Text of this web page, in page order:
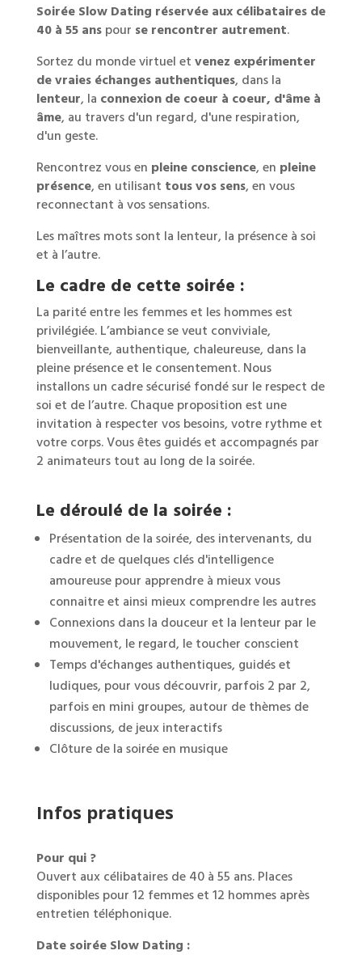
Soirée Slow Dating réservée aux célibataires de
40 à 55 anspour se rencontrer autrement.
Sortez du monde virtuel etvenez expérimenter
de vraies échanges authentiques, dans la
lenteur, la connexion de coeur à coeur, d'âme à
âme, au travers d'un regard, d'une respiration,
d'un geste.
Rencontrez vous en pleine conscience, en pleine
présence, en utilisant tous vos sens, en vous
reconnectant à vos sensations.
Les maîtres mots sont la lenteur, la présence à soi
et à l’autre.
Le cadre de cette soirée :
La parité entre les femmes et les hommes est
privilégiée. L’ambiance se veut conviviale,
bienveillante, authentique, chaleureuse, dans la
pleine présence et le consentement. Nous
installons un cadre sécurisé fondé sur le respect de
soi et de l’autre. Chaque proposition est une
invitation à respecter vos besoins, votre rythme et
votre corps. Vous êtes guidés et accompagnés par
2 animateurs tout au long de la soirée.
Le déroulé de la soirée :
Présentation de la soirée, des intervenants, du
cadre et de quelques clés d'intelligence
amoureuse pour apprendre à mieux vous
connaitre et ainsi mieux comprendre les autres
Connexions dans la douceur et la lenteur par le
mouvement, le regard, le toucher conscient
Temps d'échanges authentiques, guidés et
ludiques, pour vous découvrir, parfois 2 par 2,
parfois en mini groupes, autour de thèmes de
discussions, de jeux interactifs
Clôture de la soirée en musique
Infos pratiques
Pour qui ?
Ouvert aux célibataires de 40 à 55 ans. Places
disponibles pour 12 femmes et 12 hommes après
entretien téléphonique.
Date soirée Slow Dating :